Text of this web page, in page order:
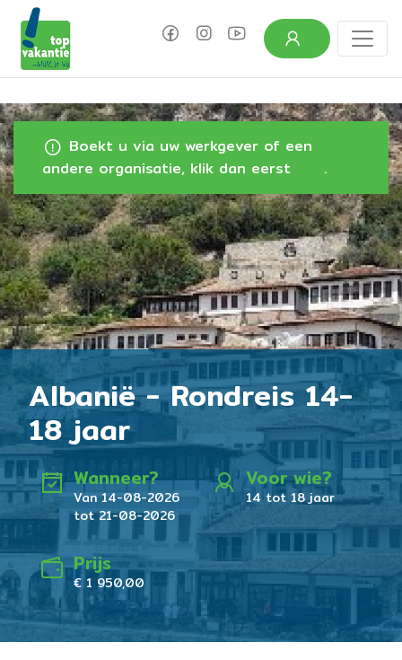
Boekt u via uw werkgever of een
andere organisatie, klik dan eerst
.
Albanië - Rondreis 14-
18 jaar
Wanneer?
Van 14-08-2026
tot 21-08-2026
Voor wie?
14 tot 18 jaar
Prijs
€ 1 950,00